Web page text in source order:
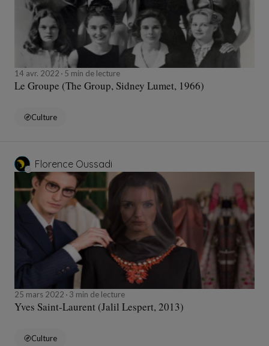
14 avr. 2022 5 min de lecture
Le Groupe (The Group, Sidney Lumet, 1966)
Culture
Florence Oussadi
25 mars 2022 3 min de lecture
Yves Saint-Laurent (Jalil Lespert, 2013)
Culture